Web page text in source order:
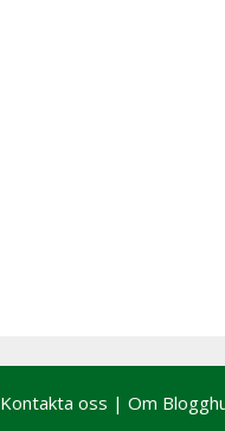
Kontakta oss | Om